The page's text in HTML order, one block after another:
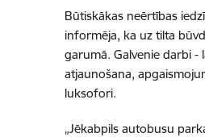
Būtiskākas neērtības
informēja, ka uz tilta
garumā. Galvenie darbi -
atjaunošana,
luksofori.
„Jēkabpils autobusu